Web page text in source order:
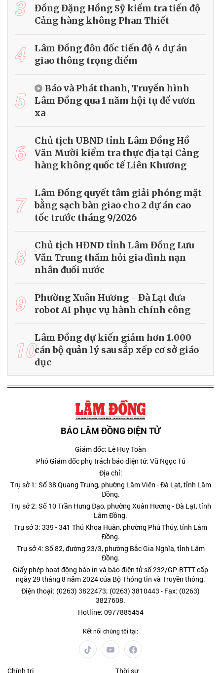
3
Đồng Đặng Hồng Sỹ kiểm tra tiến độ
Cảng hàng không Phan Thiết
4
Lâm Đồng đôn đốc tiến độ 4 dự án
giao thông trọng điểm
5
Báo và Phát thanh, Truyền hình
Lâm Đồng qua 1 năm hội tụ để vươn
xa
6
Chủ tịch UBND tỉnh Lâm Đồng Hồ
Văn Mười kiểm tra thực địa tại Cảng
hàng không quốc tế Liên Khương
7
Lâm Đồng quyết tâm giải phóng mặt
bằng sạch bàn giao cho 2 dự án cao
tốc trước tháng 9/2026
8
Chủ tịch HĐND tỉnh Lâm Đồng Lưu
Văn Trung thăm hỏi gia đình nạn
nhân đuối nước
9
Phường Xuân Hương - Đà Lạt đưa
robot AI phục vụ hành chính công
10Lâm Đồng dự kiến giảm hơn 1.000
cán bộ quản lý sau sắp xếp cơ sở giáo
dục
BÁO LÂM ĐỒNG ĐIỆN TỬ
Giám đốc: Lê Huy Toàn
Phó Giám đốc phụ trách báo điện tử: Vũ Ngọc Tú
Địa chỉ:
Trụ sở 1: Số 38 Quang Trung, phường Lâm Viên - Đà Lạt, tỉnh Lâm
Đồng.
Trụ sở 2: Số 10 Trần Hưng Đạo, phường Xuân Hương - Đà Lạt, tỉnh
Lâm Đồng.
Trụ sở 3: 339 - 341 Thủ Khoa Huân, phường Phú Thủy, tỉnh Lâm
Đồng.
Trụ sở 4: Số 82, đường 23/3, phường Bắc Gia Nghĩa, tỉnh Lâm
Đồng.
Giấy phép hoạt động báo in và báo điện tử số 232/GP-BTTT cấp
ngày 29 tháng 8 năm 2024 của Bộ Thông tin và Truyền thông.
Điện thoại: (0263) 3822473; (0263) 3810443 - Fax: (0263)
3827608.
Hotline: 0977885454
Kết nối chúng tôi tại:
Chính trị Thời sự